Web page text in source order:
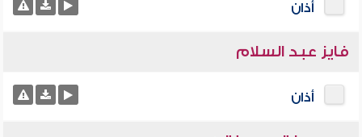
أذان
فايز عبد السلام
أذان